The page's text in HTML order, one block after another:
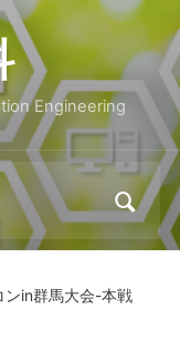
Engineering
ンin群馬大会-本戦